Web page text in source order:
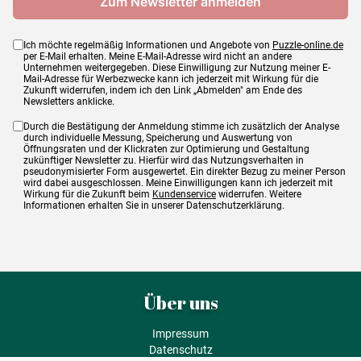
Ich möchte regelmäßig Informationen und Angebote von Puzzle-online.de
per E-Mail erhalten. Meine E-Mail-Adresse wird nicht an andere
Unternehmen weitergegeben. Diese Einwilligung zur Nutzung meiner E-
Mail-Adresse für Werbezwecke kann ich jederzeit mit Wirkung für die
Zukunft widerrufen, indem ich den Link „Abmelden" am Ende des
Newsletters anklicke.
Durch die Bestätigung der Anmeldung stimme ich zusätzlich der Analyse
durch individuelle Messung, Speicherung und Auswertung von
Öffnungsraten und der Klickraten zur Optimierung und Gestaltung
zukünftiger Newsletter zu. Hierfür wird das Nutzungsverhalten in
pseudonymisierter Form ausgewertet. Ein direkter Bezug zu meiner Person
wird dabei ausgeschlossen. Meine Einwilligungen kann ich jederzeit mit
Wirkung für die Zukunft beim Kundenservice widerrufen. Weitere
Informationen erhalten Sie in unserer Datenschutzerklärung.
Über uns
Impressum
Datenschutz